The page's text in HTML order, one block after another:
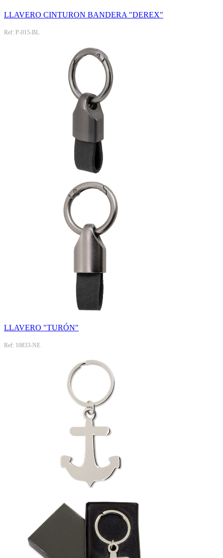
LLAVERO CINTURON BANDERA "DEREX"
Ref: P-015-BL
LLAVERO "TURÓN"
Ref: 10833-NE